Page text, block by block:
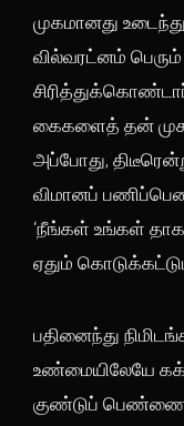
முகமானது
வில்வரட்னம்
கைகளைத் தன்
அப்போது,
விமானப்
‘நீங்கள் உங்கள்
ஏதும்
பதினைந்து
உண்மையிலேயே
குண்டுப்